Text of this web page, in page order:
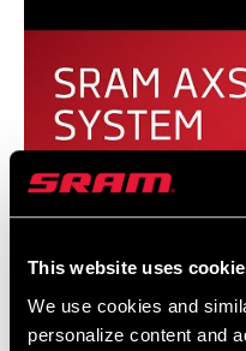
This website uses
We use cookies and
personalize content and